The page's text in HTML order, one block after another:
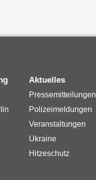
Aktuelles
Pressemitteilungen
Polizeimeldungen
Veranstaltungen
Ukraine
Hitzeschutz